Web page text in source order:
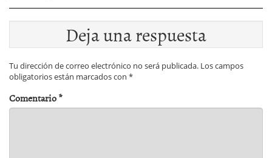
Deja una respuesta
Tu dirección de correo electrónico no será publicada. Los campos
obligatorios están marcados con *
Comentario*